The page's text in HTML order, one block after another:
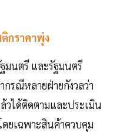
กราคาพุ่ง
มนตรี และรัฐมนตรี
กรณีหลายฝ่ายกังวลว่า
ได้ติดตามและประเมิน
ยเฉพาะสินค้าควบคุม